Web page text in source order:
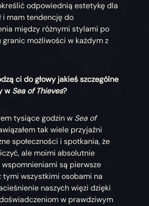
odpowiednią estetykę dla
i mam tendencję do
między różnymi stylami po
granic możliwości w każdym z
ci do głowy jakieś szczególne
wSea of Thieves?
tysiące godzin w Sea of
tak wiele przyjaźni
społeczności i spotkania, że
ale moimi absolutnie
są pierwsze
tymi wszystkimi osobami na
naszych więzi dzięki
w prawdziwym